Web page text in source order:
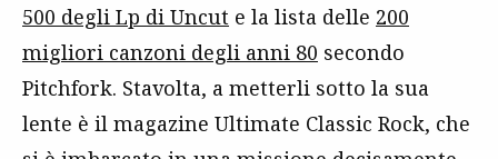
500 degli Lp di Uncut e la lista delle 200
migliori canzoni degli anni 80 secondo
Pitchfork. Stavolta, a metterli sotto la sua
lente è il magazine Ultimate Classic Rock, che